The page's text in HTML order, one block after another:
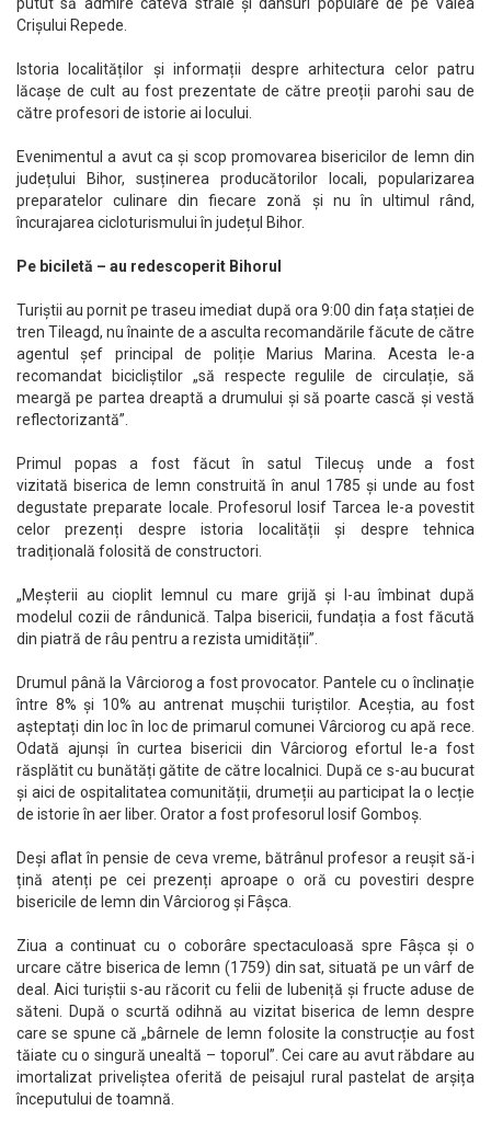
Crișului Repede.
Istoria localităților și informații despre arhitectura celor patru
lăcașe de cult au fost prezentate de către preoții parohi sau de
către profesori de istorie ai locului.
Evenimentul a avut ca și scop promovarea bisericilor de lemn din
județului Bihor, susținerea producătorilor locali, popularizarea
preparatelor culinare din fiecare zonă și nu în ultimul rând,
încurajarea cicloturismului în județul Bihor.
Pe biciletă – au redescoperit Bihorul
Turiștii au pornit pe traseu imediat după ora 9:00 din fața stației de
tren Tileagd, nu înainte de a asculta recomandările făcute de către
agentul șef principal de poliție Marius Marina. Acesta le-a
recomandat bicicliștilor „să respecte regulile de circulație, să
meargă pe partea dreaptă a drumului și să poarte cască și vestă
reflectorizantă”.
Primul popas a fost făcut în satul Tilecuș unde a fost
vizitată biserica de lemn construită în anul 1785 și unde au fost
degustate preparate locale. Profesorul Iosif Tarcea le-a povestit
celor prezenți despre istoria localității și despre tehnica
tradițională folosită de constructori.
„Meșterii au cioplit lemnul cu mare grijă și l-au îmbinat după
modelul cozii de rândunică. Talpa bisericii, fundația a fost făcută
din piatră de râu pentru a rezista umidității”.
Drumul până la Vârciorog a fost provocator. Pantele cu o înclinație
între 8% și 10% au antrenat mușchii turiștilor. Aceștia, au fost
așteptați din loc în loc de primarul comunei Vârciorog cu apă rece.
Odată ajunși în curtea bisericii din Vârciorog efortul le-a fost
răsplătit cu bunătăți gătite de către localnici. După ce s-au bucurat
și aici de ospitalitatea comunității, drumeții au participat la o lecție
de istorie în aer liber. Orator a fost profesorul Iosif Gomboș.
Deși aflat în pensie de ceva vreme, bătrânul profesor a reușit să-i
țină atenți pe cei prezenți aproape o oră cu povestiri despre
bisericile de lemn din Vârciorog și Fâșca.
Ziua a continuat cu o coborâre spectaculoasă spre Fâșca și o
urcare către biserica de lemn (1759) din sat, situată pe un vârf de
deal. Aici turiștii s-au răcorit cu felii de lubeniță și fructe aduse de
săteni. După o scurtă odihnă au vizitat biserica de lemn despre
care se spune că „bârnele de lemn folosite la construcție au fost
tăiate cu o singură unealtă – toporul”. Cei care au avut răbdare au
imortalizat priveliștea oferită de peisajul rural pastelat de arșița
începutului de toamnă.